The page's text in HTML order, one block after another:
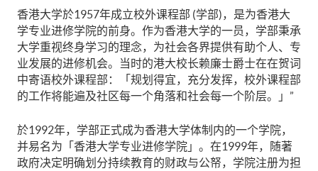
香港大学於1957年成立校外课程部 (学部)，是为香港大
学专业进修学院的前身。作为香港大学的一员，学部秉承
大学重视终身学习的理念，为社会各界提供有助个人、专
业发展的进修机会。当时的港大校长赖廉士爵士在在贺词
中寄语校外课程部：「规划得宜，充分发挥，校外课程部
的工作将能遍及社区每一个角落和社会每一个阶层。」”
於1992年，学部正式成为香港大学体制内的一个学院，
并易名为「香港大学专业进修学院」。在1999年，随著
政府决定明确划分持续教育的财政与公帑，学院注册为担